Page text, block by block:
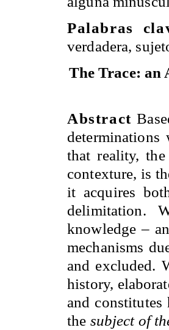
Palabras
verdadera,
The Trace: an
Abstract
that reality,
contexture, is
it acquires
delimitation.
knowledge –
mechanisms
and excluded.
history,
and
the subject of